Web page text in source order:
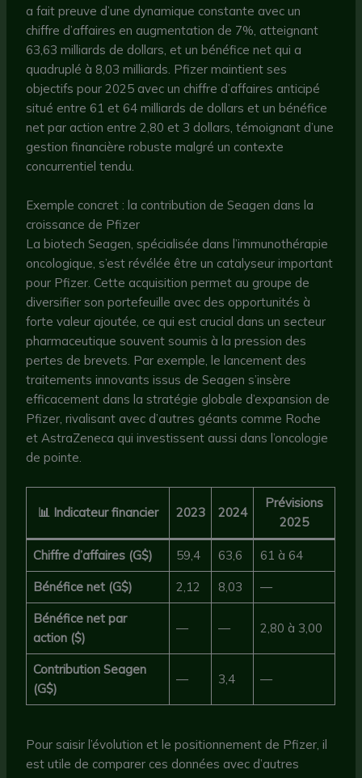
a fait preuve d’une dynamique constante avec un
chiffre d’affaires en augmentation de 7%, atteignant
63,63 milliards de dollars, et un bénéfice net qui a
quadruplé à 8,03 milliards. Pfizer maintient ses
objectifs pour 2025 avec un chiffre d’affaires anticipé
situé entre 61 et 64 milliards de dollars et un bénéfice
net par action entre 2,80 et 3 dollars, témoignant d’une
gestion financière robuste malgré un contexte
concurrentiel tendu.
Exemple concret : la contribution de Seagen dans la
croissance de Pfizer
La biotech Seagen, spécialisée dans l’immunothérapie
oncologique, s’est révélée être un catalyseur important
pour Pfizer. Cette acquisition permet au groupe de
diversifier son portefeuille avec des opportunités à
forte valeur ajoutée, ce qui est crucial dans un secteur
pharmaceutique souvent soumis à la pression des
pertes de brevets. Par exemple, le lancement des
traitements innovants issus de Seagen s’insère
efficacement dans la stratégie globale d’expansion de
Pfizer, rivalisant avec d’autres géants comme Roche
et AstraZeneca qui investissent aussi dans l’oncologie
de pointe.
📊 Indicateur financier 2023 2024
Prévisions
2025
Chiffre d’affaires (G$) 59,4 63,6 61 à 64
Bénéfice net (G$) 2,12 8,03 —
Bénéfice net par
action ($)
— — 2,80 à 3,00
Contribution Seagen
(G$)
— 3,4 —
Pour saisir l’évolution et le positionnement de Pfizer, il
est utile de comparer ces données avec d’autres